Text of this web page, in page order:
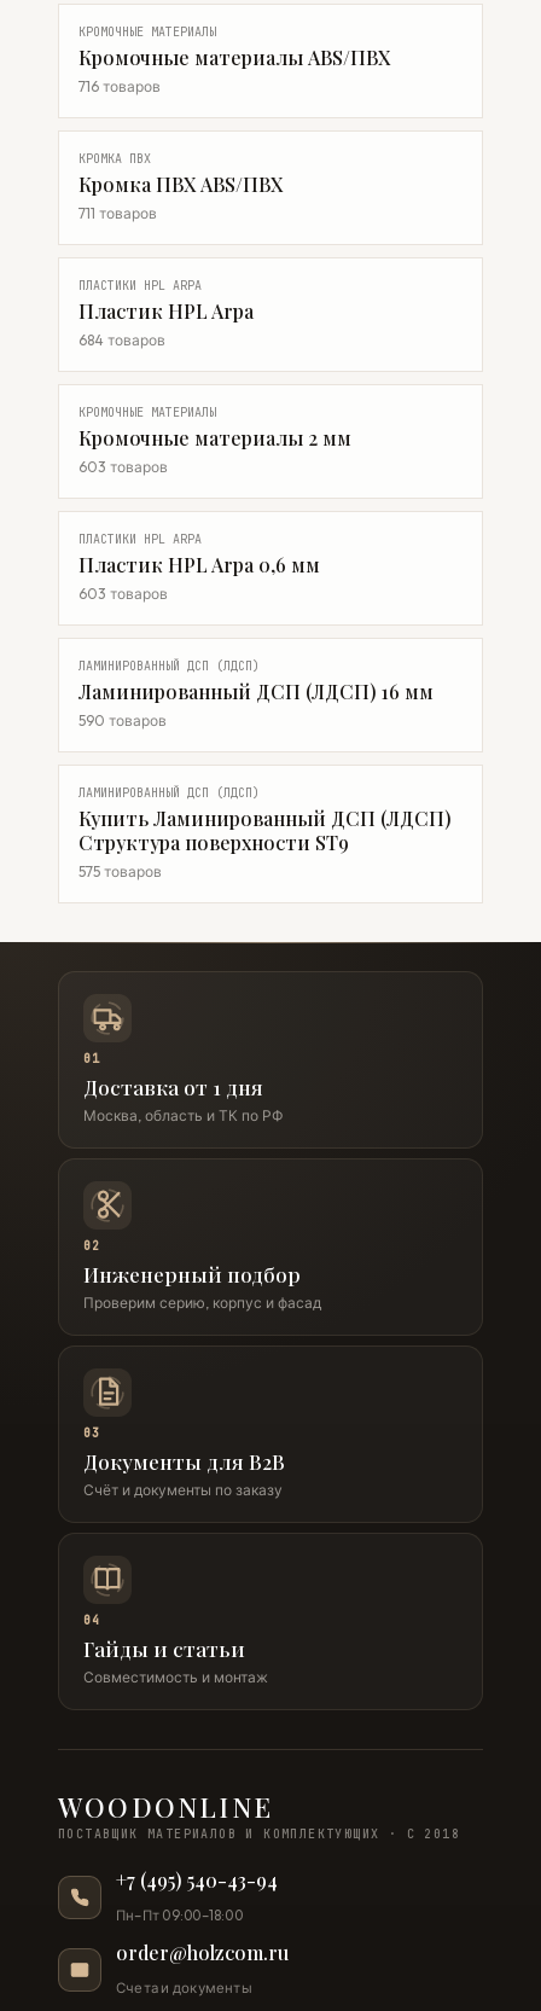
КРОМОЧНЫЕ МАТЕРИАЛЫ
Кромочные материалы ABS/ПВХ
716 товаров
КРОМКА ПВХ
Кромка ПВХ ABS/ПВХ
711 товаров
ПЛАСТИКИ HPL ARPA
Пластик HPL Arpa
684 товаров
КРОМОЧНЫЕ МАТЕРИАЛЫ
Кромочные материалы 2 мм
603 товаров
ПЛАСТИКИ HPL ARPA
Пластик HPL Arpa 0,6 мм
603 товаров
ЛАМИНИРОВАННЫЙ ДСП (ЛДСП)
Ламинированный ДСП (ЛДСП) 16 мм
590 товаров
ЛАМИНИРОВАННЫЙ ДСП (ЛДСП)
Купить Ламинированный ДСП (ЛДСП)
Структура поверхности ST9
575 товаров
01
Доставка от 1 дня
Москва, область и ТК по РФ
02
Инженерный подбор
Проверим серию, корпус и фасад
03
Документы для B2B
Счёт и документы по заказу
04
Гайды и статьи
Совместимость и монтаж
WOODONLINE
ПОСТАВЩИК МАТЕРИАЛОВ И КОМПЛЕКТУЮЩИХ · С 2018
+7 (495) 540-43-94
Пн–Пт 09:00–18:00
order@holzcom.ru
Счета и документы